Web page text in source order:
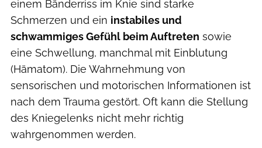
einem Bänderriss im Knie sind starke
Schmerzen und ein instabiles und
schwammiges Gefühl beim Auftreten sowie
eine Schwellung, manchmal mit Einblutung
(Hämatom). Die Wahrnehmung von
sensorischen und motorischen Informationen ist
nach dem Trauma gestört. Oft kann die Stellung
des Kniegelenks nicht mehr richtig
wahrgenommen werden.